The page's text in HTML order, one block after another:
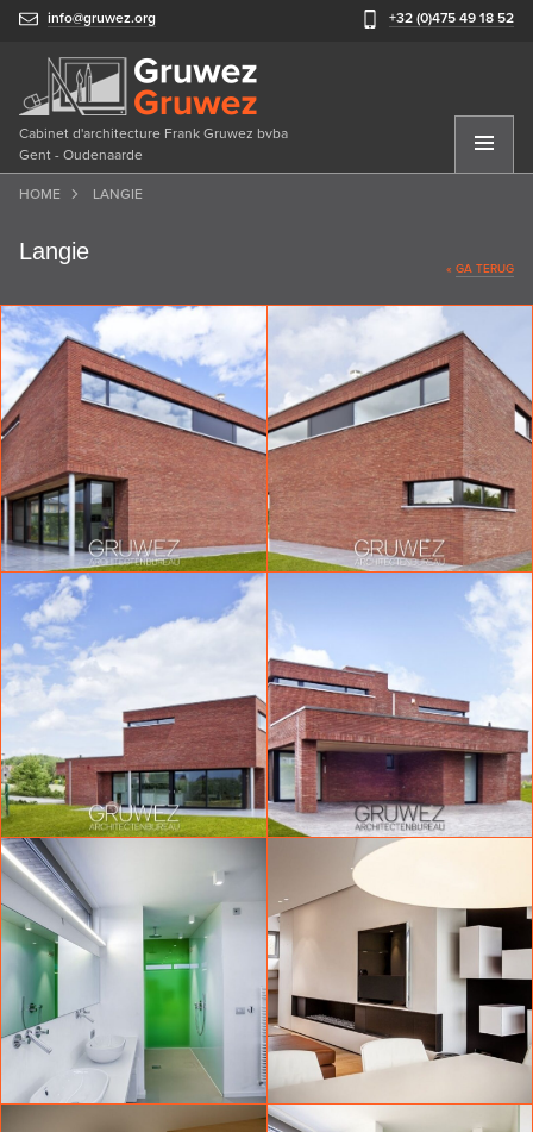
info@gruwez.org +32 (0)475 49 18 52
Cabinet d'architecture Frank Gruwez bvba
Gent - Oudenaarde
HOME LANGIE
Langie
« GA TERUG